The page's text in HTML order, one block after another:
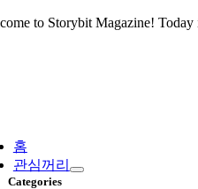
Skip to Storybit Magazine!
홈
관심꺼리
Categories